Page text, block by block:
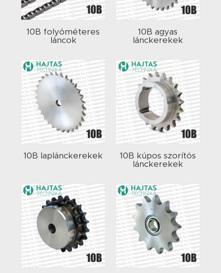
10B folyóméteres
láncok
10B agyas
lánckerekek
10B laplánckerekek
10B kúpos szorítós
lánckerekek